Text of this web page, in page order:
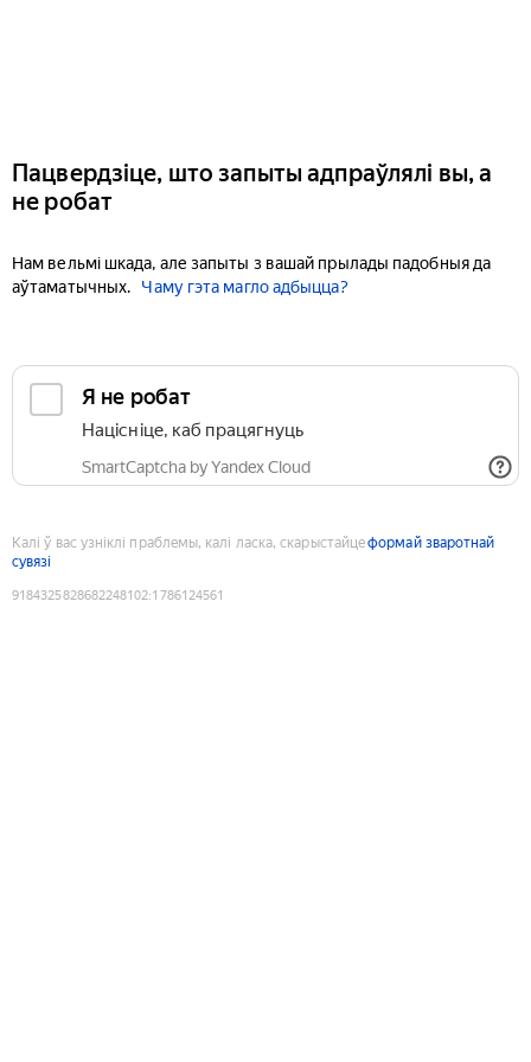
Пацвердзіце, што запыты адпраўлялі вы, а
не робат
Нам вельмі шкада, але запыты з вашай прылады падобныя да
аўтаматычных.
Чаму гэта магло адбыцца?
Я не робат
Націсніце, каб працягнуць
SmartCaptcha by Yandex Cloud
Калі ў вас узніклі праблемы, калі ласка, скарыстайцеформай зваротнай
сувязі
9184325828682248102:1786124561